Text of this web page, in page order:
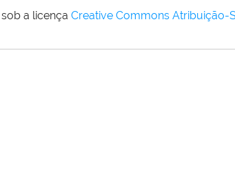
a licença Creative Commons Atribuição-